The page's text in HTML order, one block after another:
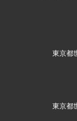
東京都
東京都